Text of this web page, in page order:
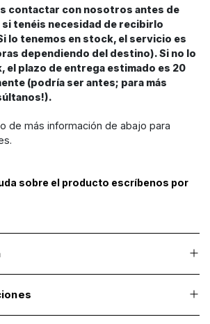
contactar con nosotros antes de
si tenéis necesidad de recibirlo
lo tenemos en stock, el servicio es
dependiendo del destino). Si no lo
el plazo de entrega estimado es 20
(podría ser antes; para más
de más información de abajo para
sobre el producto escríbenos por